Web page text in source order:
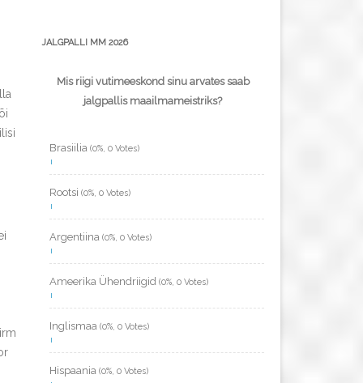
JALGPALLI MM 2026
Mis riigi vutimeeskond sinu arvates saab
jalgpallis maailmameistriks?
Brasiilia (0%, 0 Votes)
Rootsi (0%, 0 Votes)
Argentiina (0%, 0 Votes)
Ameerika Ühendriigid (0%, 0 Votes)
Inglismaa (0%, 0 Votes)
Hispaania (0%, 0 Votes)